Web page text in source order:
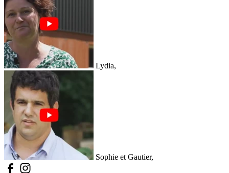
Lydia,
Sophie et Gautier,